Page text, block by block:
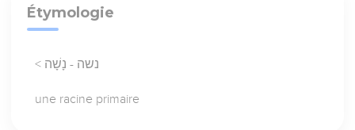
Étymologie
< נשה - נָשָׁה
une racine primaire